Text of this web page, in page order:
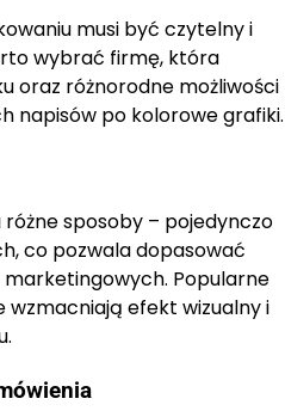
musi być czytelny i
wybrać firmę, która
oraz różnorodne możliwości
napisów po kolorowe grafiki.
sposoby – pojedynczo
co pozwala dopasować
Popularne
wzmacniają efekt wizualny i